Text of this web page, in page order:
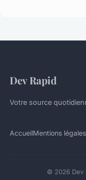
Dev Rapid
Votre source
AccueilMentions légales
© 2026 Dev